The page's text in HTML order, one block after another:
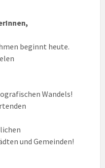
beginnt heute.
Wandels!
und Gemeinden!